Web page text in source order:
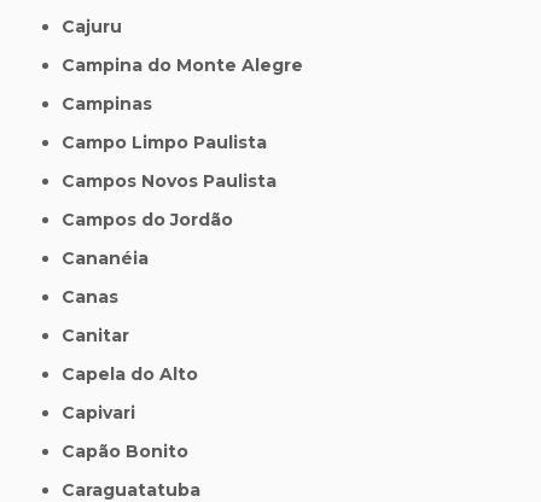
Cajuru
Campina do Monte Alegre
Campinas
Campo Limpo Paulista
Campos Novos Paulista
Campos do Jordão
Cananéia
Canas
Canitar
Capela do Alto
Capivari
Capão Bonito
Caraguatatuba